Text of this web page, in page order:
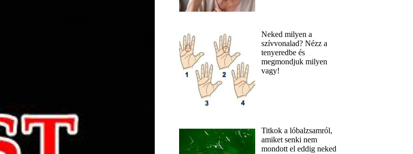
Neked milyen a
szívvonalad? Nézz a
tenyeredbe és
megmondjuk milyen
vagy!
Titkok a lóbalzsamról,
amiket senki nem
mondott el eddig neked